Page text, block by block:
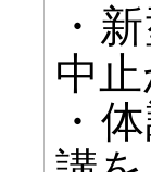
・
中
・